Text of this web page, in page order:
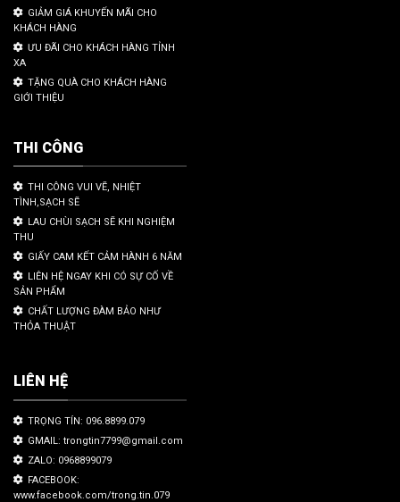
GIẢM GIÁ KHUYẾN MÃI CHO
KHÁCH HÀNG
ƯU ĐÃI CHO KHÁCH HÀNG TỈNH
XA
TẶNG QUÀ CHO KHÁCH HÀNG
GIỚI THIỆU
THI CÔNG
THI CÔNG VUI VẼ, NHIỆT
TÌNH,SẠCH SẼ
LAU CHÙI SẠCH SẼ KHI NGHIỆM
THU
GIẤY CAM KẾT CẢM HÀNH 6 NĂM
LIÊN HỆ NGAY KHI CÓ SỰ CỐ VỀ
SẢN PHẨM
CHẤT LƯỢNG ĐÀM BẢO NHƯ
THỎA THUẬT
LIÊN HỆ
TRỌNG TÍN: 096.8899.079
GMAIL: trongtin7799@gmail.com
ZALO: 0968899079
FACEBOOK:
www.facebook.com/trong.tin.079